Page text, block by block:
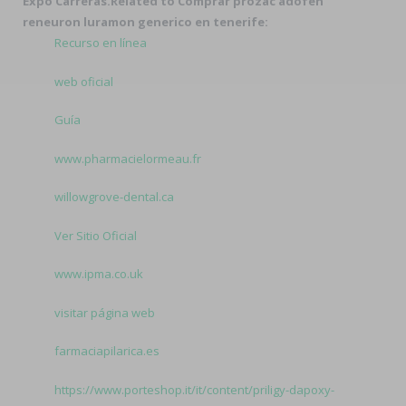
reneuron luramon generico en tenerife:
Recurso en línea
web oficial
Guía
www.pharmacielormeau.fr
willowgrove-dental.ca
Ver Sitio Oficial
www.ipma.co.uk
visitar página web
farmaciapilarica.es
https://www.porteshop.it/it/content/priligy-dapoxy-